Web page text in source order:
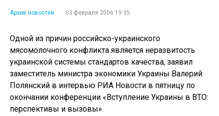
Архив новостей 03 февраля 2006 19:35
Одной из причин российско-украинского
мясомолочного конфликта является неразвитость
украинской системы стандартов качества, заявил
заместитель министра экономики Украины Валерий
Полянский в интервью РИА Новости в пятницу по
окончании конференции «Вступление Украины в ВТО:
перспективы и вызовы».